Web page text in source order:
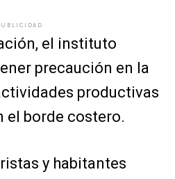
el instituto
precaución en la
productivas
el borde costero.
y habitantes